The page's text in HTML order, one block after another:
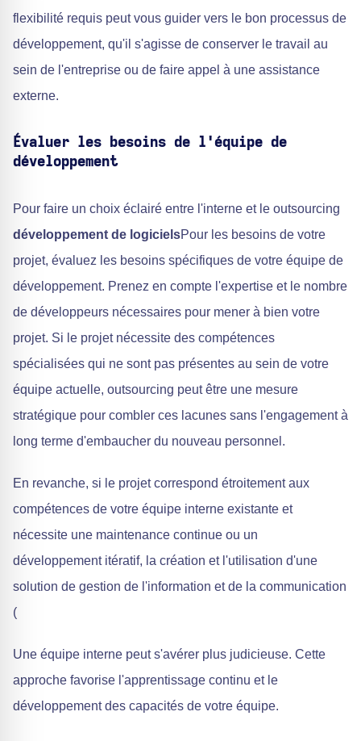
flexibilité requis peut vous guider vers le bon processus de
développement, qu'il s'agisse de conserver le travail au
sein de l'entreprise ou de faire appel à une assistance
externe.
Évaluer les besoins de l'équipe de
développement
Pour faire un choix éclairé entre l'interne et le outsourcing
développement de logicielsPour les besoins de votre
projet, évaluez les besoins spécifiques de votre équipe de
développement. Prenez en compte l'expertise et le nombre
de développeurs nécessaires pour mener à bien votre
projet. Si le projet nécessite des compétences
spécialisées qui ne sont pas présentes au sein de votre
équipe actuelle, outsourcing peut être une mesure
stratégique pour combler ces lacunes sans l'engagement à
long terme d'embaucher du nouveau personnel.
En revanche, si le projet correspond étroitement aux
compétences de votre équipe interne existante et
nécessite une maintenance continue ou un
développement itératif, la création et l'utilisation d'une
solution de gestion de l'information et de la communication
(
Une équipe interne peut s'avérer plus judicieuse. Cette
approche favorise l'apprentissage continu et le
développement des capacités de votre équipe.